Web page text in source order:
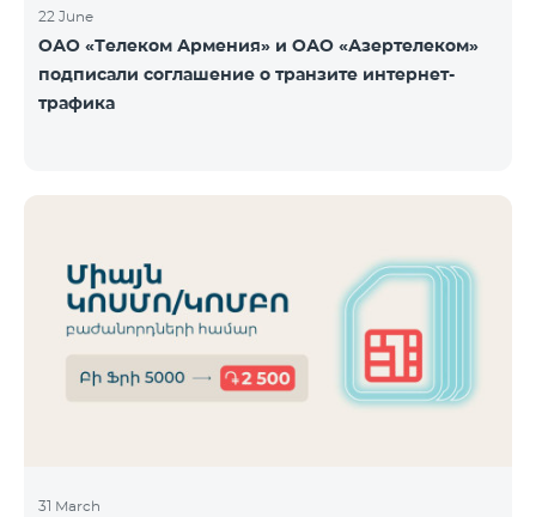
22 June
ОАО «Телеком Армения» и ОАО «Азертелеком»
подписали соглашение о транзите интернет-
трафика
31 March